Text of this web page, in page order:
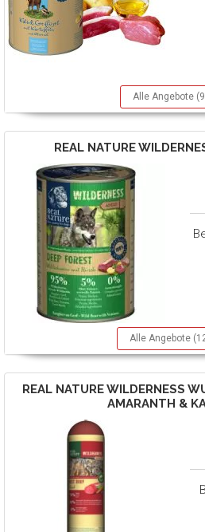
Alle Angebote
REAL NATURE
Alle Angebote
REAL NATUREWILDERNESS
AMARANTH &